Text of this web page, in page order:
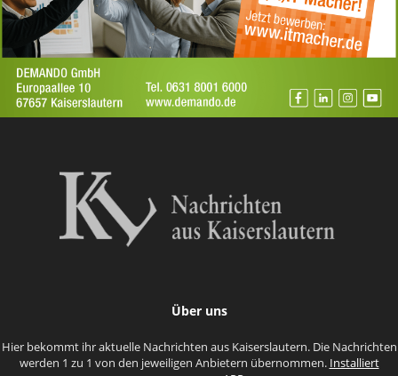
Über uns
Hier bekommt ihr aktuelle Nachrichten aus Kaiserslautern. Die Nachrichten
werden 1 zu 1 von den jeweiligen Anbietern übernommen. Installiert